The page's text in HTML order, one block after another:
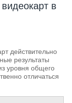
в
действительно
результаты
уровня общего
отличаться